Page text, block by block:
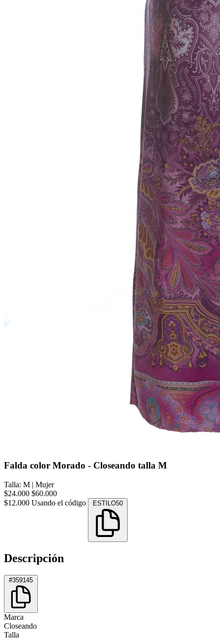
Falda color Morado - Closeando talla M
Talla: M | Mujer
$24.000 $60.000
$12.000 Usando el código ESTILO50
Descripción
#359145
Marca
Closeando
Talla